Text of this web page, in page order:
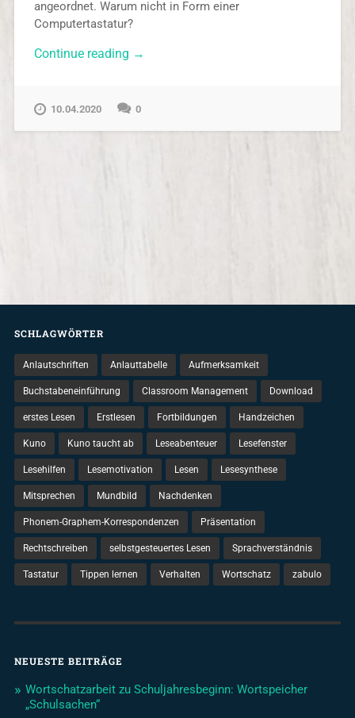
angeordnet. Warum nicht in Form einer
Computertastatur?
Continue reading „Anlauttabelle
Computertastatur“
→
10.04.2020 0
SCHLAGWÖRTER
Anlautschriften Anlauttabelle Aufmerksamkeit
Buchstabeneinführung Classroom Management Download
erstes Lesen Erstlesen Fortbildungen Handzeichen
Kuno Kuno taucht ab Leseabenteuer Lesefenster
Lesehilfen Lesemotivation Lesen Lesesynthese
Mitsprechen Mundbild Nachdenken
Phonem-Graphem-Korrespondenzen Präsentation
Rechtschreiben selbstgesteuertes Lesen Sprachverständnis
Tastatur Tippen lernen Verhalten Wortschatz zabulo
NEUESTE BEITRÄGE
Wortschatzarbeit zu Schuljahresbeginn: Wortspeicher
„Schulsachen“